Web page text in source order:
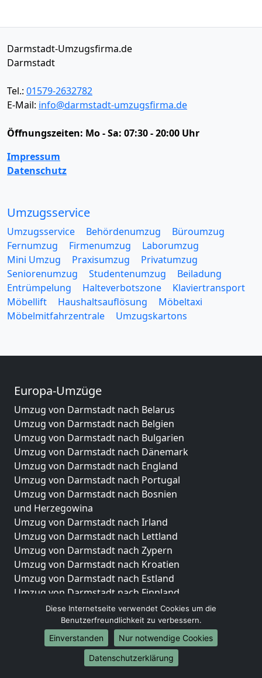
Darmstadt-Umzugsfirma.de
Darmstadt
Tel.: 01579-2632782
E-Mail: info@darmstadt-umzugsfirma.de
Öffnungszeiten: Mo - Sa: 07:30 - 20:00 Uhr
Impressum
Datenschutz
Umzugsservice
Umzugsservice Behördenumzug
Büroumzug
Fernumzug
Firmenumzug
Laborumzug
Mini Umzug
Praxisumzug
Privatumzug
Seniorenumzug
Studentenumzug
Beiladung
Entrümpelung
Halteverbotszone
Klaviertransport
Möbellift
Haushaltsauflösung
Möbeltaxi
Möbelmitfahrzentrale
Umzugskartons
Europa-Umzüge
Umzug von Darmstadt nach Belarus
Umzug von Darmstadt nach Belgien
Umzug von Darmstadt nach Bulgarien
Umzug von Darmstadt nach Dänemark
Umzug von Darmstadt nach England
Umzug von Darmstadt nach Portugal
Umzug von Darmstadt nach Bosnien
und Herzegowina
Umzug von Darmstadt nach Irland
Umzug von Darmstadt nach Lettland
Umzug von Darmstadt nach Zypern
Umzug von Darmstadt nach Kroatien
Umzug von Darmstadt nach Estland
Umzug von Darmstadt nach Finnland
Umzug von Darmstadt nach Frankreich
Umzug von Darmstadt nach Griechenland
Umzug von Darmstadt nach Italien
Umzug von Darmstadt nach Liechtenstein
Umzug von Darmstadt nach Luxemburg
Diese Internetseite verwendet Cookies um die
Benutzerfreundlichkeit zu verbessern.
Einverstanden
Nur notwendige Cookies
Datenschutzerklärung